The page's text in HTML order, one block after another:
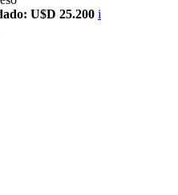
U$D 25.200 i